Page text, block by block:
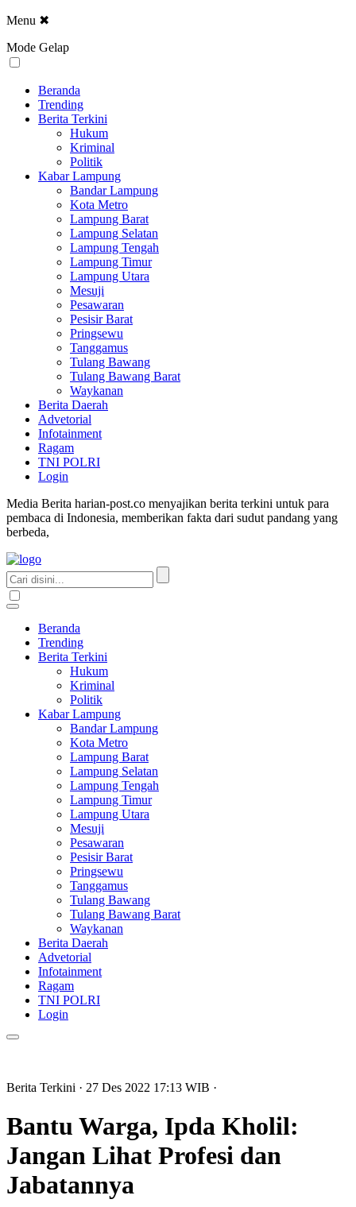
Menu ✖
Mode Gelap
Beranda
Trending
Berita Terkini
Hukum
Kriminal
Politik
Kabar Lampung
Bandar Lampung
Kota Metro
Lampung Barat
Lampung Selatan
Lampung Tengah
Lampung Timur
Lampung Utara
Mesuji
Pesawaran
Pesisir Barat
Pringsewu
Tanggamus
Tulang Bawang
Tulang Bawang Barat
Waykanan
Berita Daerah
Advetorial
Infotainment
Ragam
TNI POLRI
Login
Media Berita harian-post.co menyajikan berita terkini untuk para
pembaca di Indonesia, memberikan fakta dari sudut pandang yang
berbeda,
Beranda
Trending
Berita Terkini
Hukum
Kriminal
Politik
Kabar Lampung
Bandar Lampung
Kota Metro
Lampung Barat
Lampung Selatan
Lampung Tengah
Lampung Timur
Lampung Utara
Mesuji
Pesawaran
Pesisir Barat
Pringsewu
Tanggamus
Tulang Bawang
Tulang Bawang Barat
Waykanan
Berita Daerah
Advetorial
Infotainment
Ragam
TNI POLRI
Login
Berita Terkini · 27 Des 2022 17:13 WIB ·
Bantu Warga, Ipda Kholil:
Jangan Lihat Profesi dan
Jabatannya